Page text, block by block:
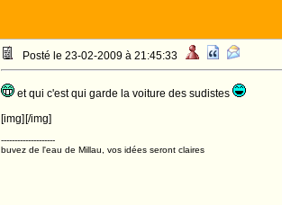
Posté le 23-02-2009 à 21:45:33
et qui c'est qui garde la voiture des sudistes
[img] [/img]
--------------------
buvez de l'eau de Millau, vos idées seront claires